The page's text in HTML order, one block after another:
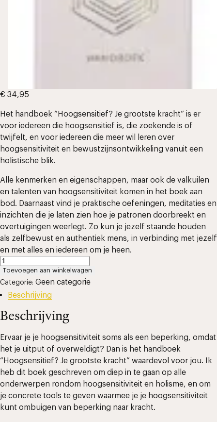
€ 34,95
Het handboek “Hoogsensitief? Je grootste kracht” is er
voor iedereen die hoogsensitief is, die zoekende is of
twijfelt, en voor iedereen die meer wil leren over
hoogsensitiviteit en bewustzijnsontwikkeling vanuit een
holistische blik.
Alle kenmerken en eigenschappen, maar ook de valkuilen
en talenten van hoogsensitiviteit komen in het boek aan
bod. Daarnaast vind je praktische oefeningen, meditaties en
inzichten die je laten zien hoe je patronen doorbreekt en
overtuigingen weerlegt. Zo kun je jezelf staande houden
als zelfbewust en authentiek mens, in verbinding met jezelf
en met alles en iedereen om je heen.
Handboek:
‘Hoogsensitief?
Je
grootste
kracht’
aantal
Toevoegen aan winkelwagen
Categorie: Geen categorie
Beschrijving
Beschrijving
Ervaar je je hoogsensitiviteit soms als een beperking, omdat
het je uitput of overweldigt? Dan is het handboek
“Hoogsensitief? Je grootste kracht” waardevol voor jou. Ik
heb dit boek geschreven om diep in te gaan op alle
onderwerpen rondom hoogsensitiviteit en holisme, en om
je concrete tools te geven waarmee je je hoogsensitiviteit
kunt ombuigen van beperking naar kracht.